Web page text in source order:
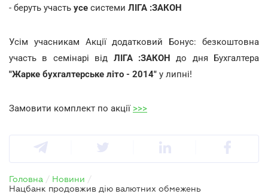
- беруть участь усе системи ЛІГА :ЗАКОН
Усім учасникам Акції додатковий Бонус: безкоштовна
участь в семінарі від ЛІГА :ЗАКОН до дня Бухгалтера
"Жарке бухгалтерське літо - 2014" у липні!
Замовити комплект по акції >>>
Головна / Новини /
Нацбанк продовжив дію валютних обмежень